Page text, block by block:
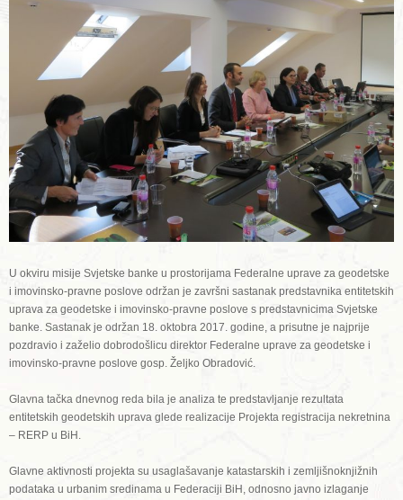
U okviru misije Svjetske banke u prostorijama Federalne uprave za geodetske
i imovinsko-pravne poslove održan je završni sastanak predstavnika entitetskih
uprava za geodetske i imovinsko-pravne poslove s predstavnicima Svjetske
banke. Sastanak je održan 18. oktobra 2017. godine, a prisutne je najprije
pozdravio i zaželio dobrodošlicu direktor Federalne uprave za geodetske i
imovinsko-pravne poslove gosp. Željko Obradović.
Glavna tačka dnevnog reda bila je analiza te predstavljanje rezultata
entitetskih geodetskih uprava glede realizacije Projekta registracija nekretnina
– RERP u BiH.
Glavne aktivnosti projekta su usaglašavanje katastarskih i zemljišnoknjižnih
podataka u urbanim sredinama u Federaciji BiH, odnosno javno izlaganje